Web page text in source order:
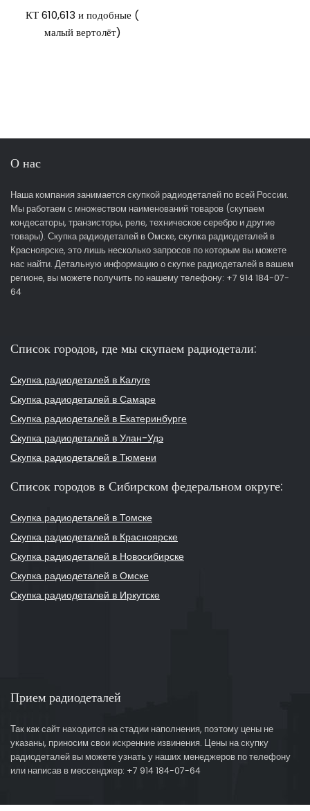
КТ 610,613 и подобные (
малый вертолёт)
О нас
Наша компания занимается скупкой радиодеталей по всей России.
Мы работаем с множеством наименований товаров (скупаем
кондесаторы, транзисторы, реле, техническое серебро и другие
товары). Скупка радиодеталей в Омске, скупка радиодеталей в
Красноярске, это лишь несколько запросов по которым вы можете
нас найти. Детальную информацию о скупке радиодеталей в вашем
регионе, вы можете получить по нашему телефону: +7 914 184-07-
64
Список городов, где мы скупаем радиодетали:
Скупка радиодеталей в Калуге
Скупка радиодеталей в Самаре
Скупка радиодеталей в Екатеринбурге
Скупка радиодеталей в Улан-Удэ
Скупка радиодеталей в Тюмени
Список городов в Сибирском федеральном округе:
Скупка радиодеталей в Томске
Скупка радиодеталей в Красноярске
Скупка радиодеталей в Новосибирске
Скупка радиодеталей в Омске
Скупка радиодеталей в Иркутске
Прием радиодеталей
Так как сайт находится на стадии наполнения, поэтому цены не
указаны, приносим свои искренние извинения. Цены на скупку
радиодеталей вы можете узнать у наших менеджеров по телефону
или написав в мессенджер: +7 914 184-07-64